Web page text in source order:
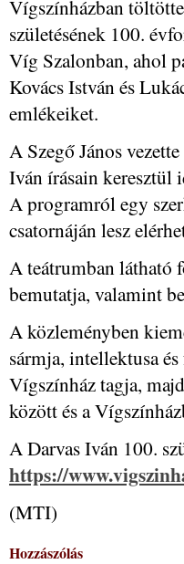
Vígszínházban
születésének 100.
Víg Szalonban, ahol
Kovács István és
emlékeiket.
A Szegő János
Iván írásain keresztül
A programról egy
csatornáján lesz
A teátrumban látható
bemutatja, valamint
A közleményben
sármja, intellektusa
Vígszínház tagja,
között és a
A Darvas Iván 100.
https://
(MTI)
Hozzászólás